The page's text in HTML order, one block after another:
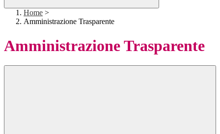
Home >
Amministrazione Trasparente
Amministrazione Trasparente